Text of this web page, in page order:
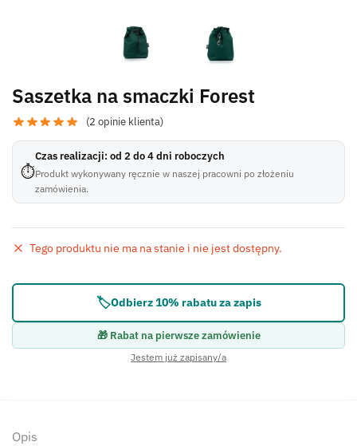
Saszetka na smaczki Forest
(2 opinie klienta)
⏱
Czas realizacji: od 2 do 4 dni roboczych
Produkt wykonywany ręcznie w naszej pracowni po złożeniu
zamówienia.
Tego produktu nie ma na stanie i nie jest dostępny.
🏷️Odbierz 10% rabatu za zapis
🎁 Rabat na pierwsze zamówienie
Jestem już zapisany/a
Opis